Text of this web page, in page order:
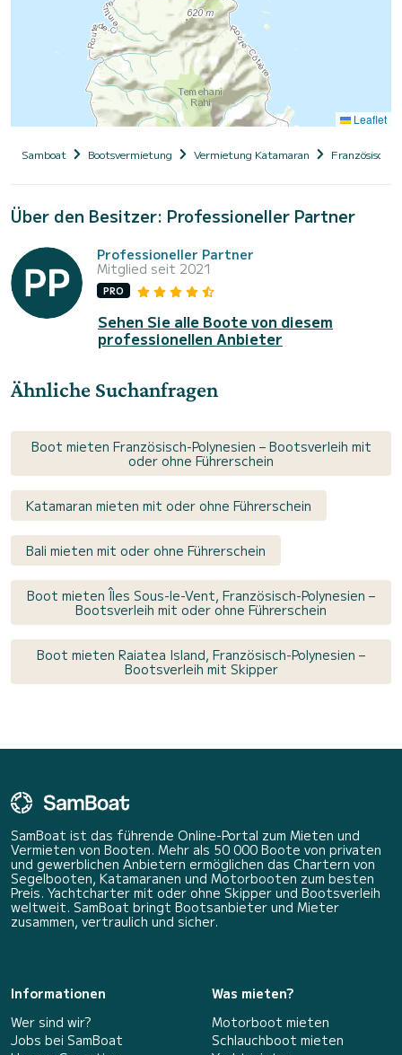
Leaflet
Samboat Bootsvermietung Vermietung Katamaran Französisch-
Über den Besitzer: Professioneller Partner
Professioneller Partner
Mitglied seit 2021
PRO
Sehen Sie alle Boote von diesem
professionellen Anbieter
Ähnliche Suchanfragen
Boot mieten Französisch-Polynesien – Bootsverleih mit
oder ohne Führerschein
Katamaran mieten mit oder ohne Führerschein
Bali mieten mit oder ohne Führerschein
Boot mieten Îles Sous-le-Vent, Französisch-Polynesien –
Bootsverleih mit oder ohne Führerschein
Boot mieten Raiatea Island, Französisch-Polynesien –
Bootsverleih mit Skipper
SamBoat ist das führende Online-Portal zum Mieten und
Vermieten von Booten. Mehr als 50 000 Boote von privaten
und gewerblichen Anbietern ermöglichen das Chartern von
Segelbooten, Katamaranen und Motorbooten zum besten
Preis. Yachtcharter mit oder ohne Skipper und Bootsverleih
weltweit. SamBoat bringt Bootsanbieter und Mieter
zusammen, vertraulich und sicher.
Informationen
Wer sind wir?
Jobs bei SamBoat
Was mieten?
Motorboot mieten
Schlauchboot mieten